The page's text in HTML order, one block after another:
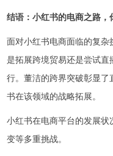
结语：小红书的电商之路，
面对小红书电商面临的复
是拓展跨境贸易还是尝试
行。董洁的跨界突破彰显
书在该领域的战略拓展。
小红书在电商平台的发展
变等多重挑战。